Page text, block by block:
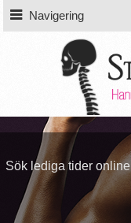
Navigering
Sök lediga tider online